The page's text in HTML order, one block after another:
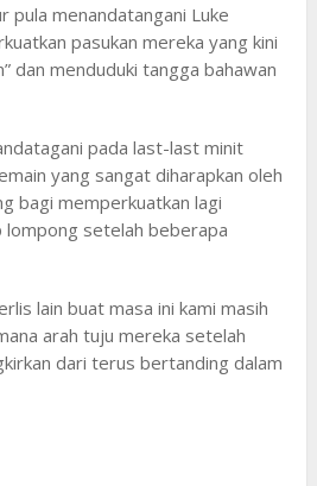
pula menandatangani Luke
pasukan mereka yang kini
dan menduduki tangga bahawan
pada last-last minit
yang sangat diharapkan oleh
bagi memperkuatkan lagi
lompong setelah beberapa
lain buat masa ini kami masih
arah tuju mereka setelah
dari terus bertanding dalam